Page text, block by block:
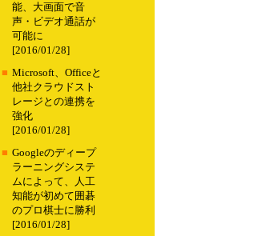
能、大画面で音
声・ビデオ通話が
可能に
[2016/01/28]
■ Microsoft、Officeと
他社クラウドスト
レージとの連携を
強化
[2016/01/28]
■ Googleのディープ
ラーニングシステ
ムによって、人工
知能が初めて囲碁
のプロ棋士に勝利
[2016/01/28]